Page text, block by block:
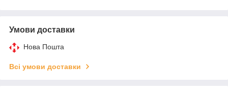
Умови доставки
Нова Пошта
Всі умови доставки